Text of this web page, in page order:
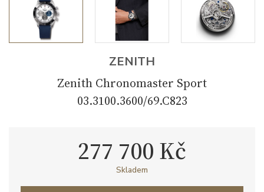
ZENITH
Zenith Chronomaster Sport
03.3100.3600/69.C823
277 700 Kč
Skladem